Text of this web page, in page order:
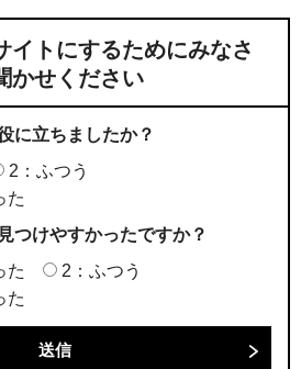
イトにするためにみなさ
かせください
に立ちましたか？
2：ふつう
た
つけやすかったですか？
た
2：ふつう
た